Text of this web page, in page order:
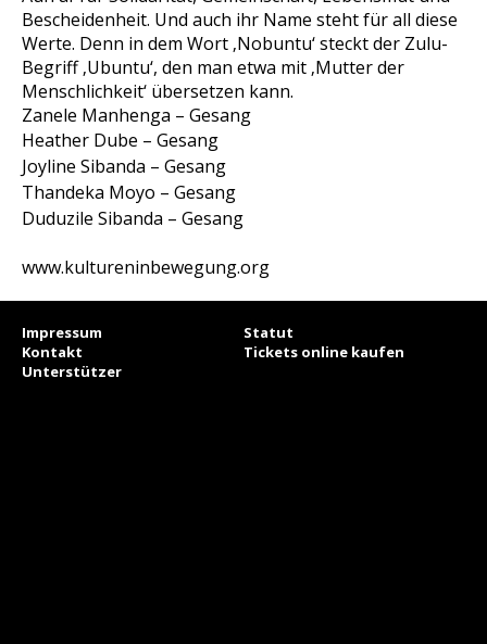
Bescheidenheit. Und auch ihr Name steht für all diese
Werte. Denn in dem Wort ‚Nobuntu‘ steckt der Zulu-
Begriff ‚Ubuntu‘, den man etwa mit ‚Mutter der
Menschlichkeit‘ übersetzen kann.
Zanele Manhenga – Gesang
Heather Dube – Gesang
Joyline Sibanda – Gesang
Thandeka Moyo – Gesang
Duduzile Sibanda – Gesang
www.kultureninbewegung.org
Impressum
Statut
Kontakt
Tickets online kaufen
Unterstützer